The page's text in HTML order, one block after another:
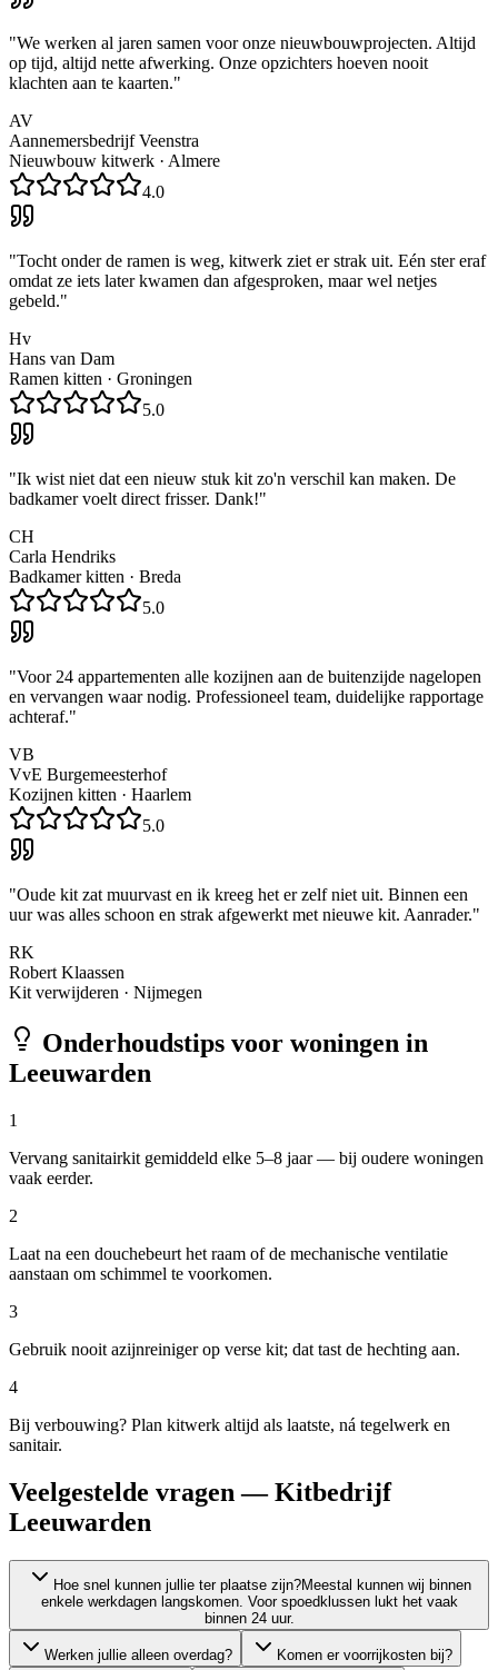
"We werken al jaren samen voor onze nieuwbouwprojecten. Altijd
op tijd, altijd nette afwerking. Onze opzichters hoeven nooit
klachten aan te kaarten."
AV
Aannemersbedrijf Veenstra
Nieuwbouw kitwerk · Almere
4.0
"Tocht onder de ramen is weg, kitwerk ziet er strak uit. Eén ster eraf
omdat ze iets later kwamen dan afgesproken, maar wel netjes
gebeld."
Hv
Hans van Dam
Ramen kitten · Groningen
5.0
"Ik wist niet dat een nieuw stuk kit zo'n verschil kan maken. De
badkamer voelt direct frisser. Dank!"
CH
Carla Hendriks
Badkamer kitten · Breda
5.0
"Voor 24 appartementen alle kozijnen aan de buitenzijde nagelopen
en vervangen waar nodig. Professioneel team, duidelijke rapportage
achteraf."
VB
VvE Burgemeesterhof
Kozijnen kitten · Haarlem
5.0
"Oude kit zat muurvast en ik kreeg het er zelf niet uit. Binnen een
uur was alles schoon en strak afgewerkt met nieuwe kit. Aanrader."
RK
Robert Klaassen
Kit verwijderen · Nijmegen
Onderhoudstips voor woningen in
Leeuwarden
1
Vervang sanitairkit gemiddeld elke 5–8 jaar — bij oudere woningen
vaak eerder.
2
Laat na een douchebeurt het raam of de mechanische ventilatie
aanstaan om schimmel te voorkomen.
3
Gebruik nooit azijnreiniger op verse kit; dat tast de hechting aan.
4
Bij verbouwing? Plan kitwerk altijd als laatste, ná tegelwerk en
sanitair.
Veelgestelde vragen — Kitbedrijf
Leeuwarden
Hoe snel kunnen jullie ter plaatse zijn?Meestal kunnen wij binnen
enkele werkdagen langskomen. Voor spoedklussen lukt het vaak
binnen 24 uur.
Werken jullie alleen overdag? Komen er voorrijkosten bij?